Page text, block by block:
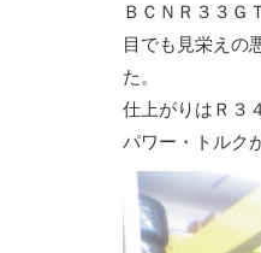
ＢＣＮＲ３３Ｇ
目でも見栄えの
た。
仕上がりはＲ３
パワー・トルク